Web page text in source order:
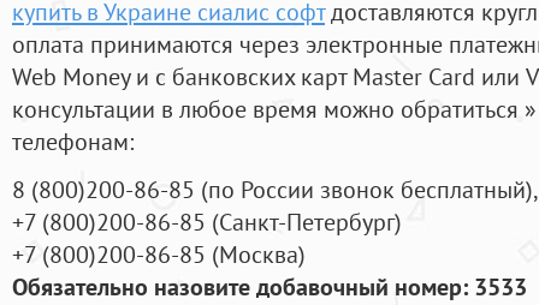
купить в Украине сиалис софтдоставляются
оплата принимаются через электронные
Web Money и с банковских карт Master Card или
консультации в любое время можно обратиться
телефонам:
8 (800)200-86-85 (по России звонок бесплатный),
+7 (800)200-86-85 (Санкт-Петербург)
+7 (800)200-86-85 (Москва)
Обязательно назовите добавочный номер: 3533